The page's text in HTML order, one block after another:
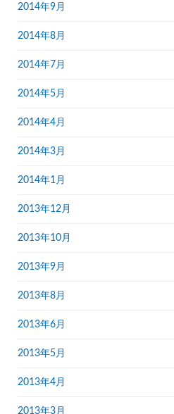
2014年9月
2014年8月
2014年7月
2014年5月
2014年4月
2014年3月
2014年1月
2013年12月
2013年10月
2013年9月
2013年8月
2013年6月
2013年5月
2013年4月
2013年3月